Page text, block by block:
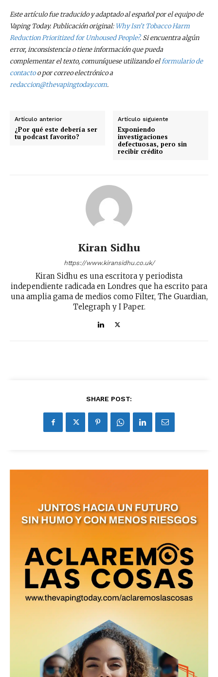
Este artículo fue traducido y adaptado al español por el equipo de
Vaping Today. Publicación original: Why Isn’t Tobacco Harm
Reduction Prioritized for Unhoused People?. Si encuentra algún
error, inconsistencia o tiene información que pueda
complementar el texto, comuníquese utilizando elformulario de
contactoo por correo electrónico a
redaccion@thevapingtoday.com.
Artículo anterior
¿Por qué este debería ser
tu podcast favorito?
Artículo siguiente
Exponiendo
investigaciones
defectuosas, pero sin
recibir crédito
Kiran Sidhu
https://www.kiransidhu.co.uk/
Kiran Sidhu es una escritora y periodista
independiente radicada en Londres que ha escrito para
una amplia gama de medios como Filter, The Guardian,
Telegraph y I Paper.
SHARE POST: